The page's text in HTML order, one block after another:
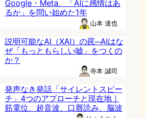
Google・Meta、「AIに感情はあ
るか」を問い始めた1年
山本 達也
説明可能なAI（XAI）の罠─AIはな
ぜ「もっともらしい嘘」をつくの
か？
寺本 誠司
発声なき発話「サイレントスピー
チ」4つのアプローチと現在地｜
筋電位、超音波、口唇読み、脳波